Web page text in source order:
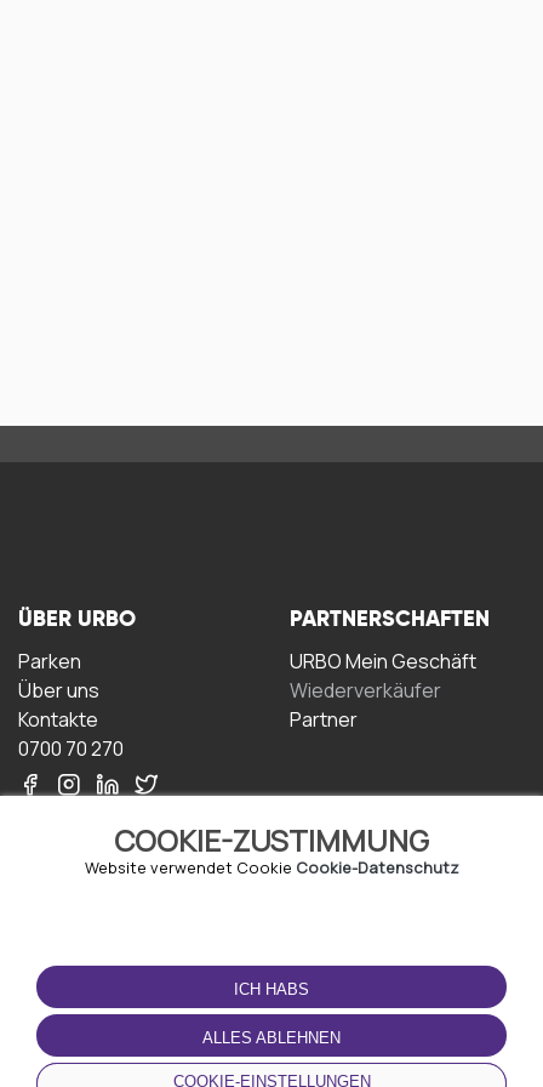
COOKIE-ZUSTIMMUNG
Website verwendet Cookie Cookie-Datenschutz
ICH HABS
ALLES ABLEHNEN
COOKIE-EINSTELLUNGEN
ÜBER URBO
Parken
Über uns
Kontakte
0700 70 270
PARTNERSCHAFTEN
URBO Mein Geschäft
Wiederverkäufer
Partner
NUTZUNGSBEDINGUNGEN
Geschäftsbedingungen
Datenschutz-
Bestimmungen
Cookie-Richtlinie
LADEN SIE DIE APP
HERUNTER